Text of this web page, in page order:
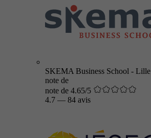
SKEMA Business School - Lille
note de
note de 4.65/5
4.7 — 84 avis